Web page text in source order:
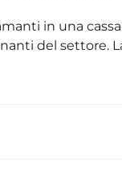
in una
del settore.